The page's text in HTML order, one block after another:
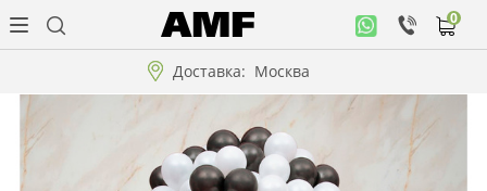
Доставка: Москва
0
кабинет
Музыкальная
коллекция
Цветы